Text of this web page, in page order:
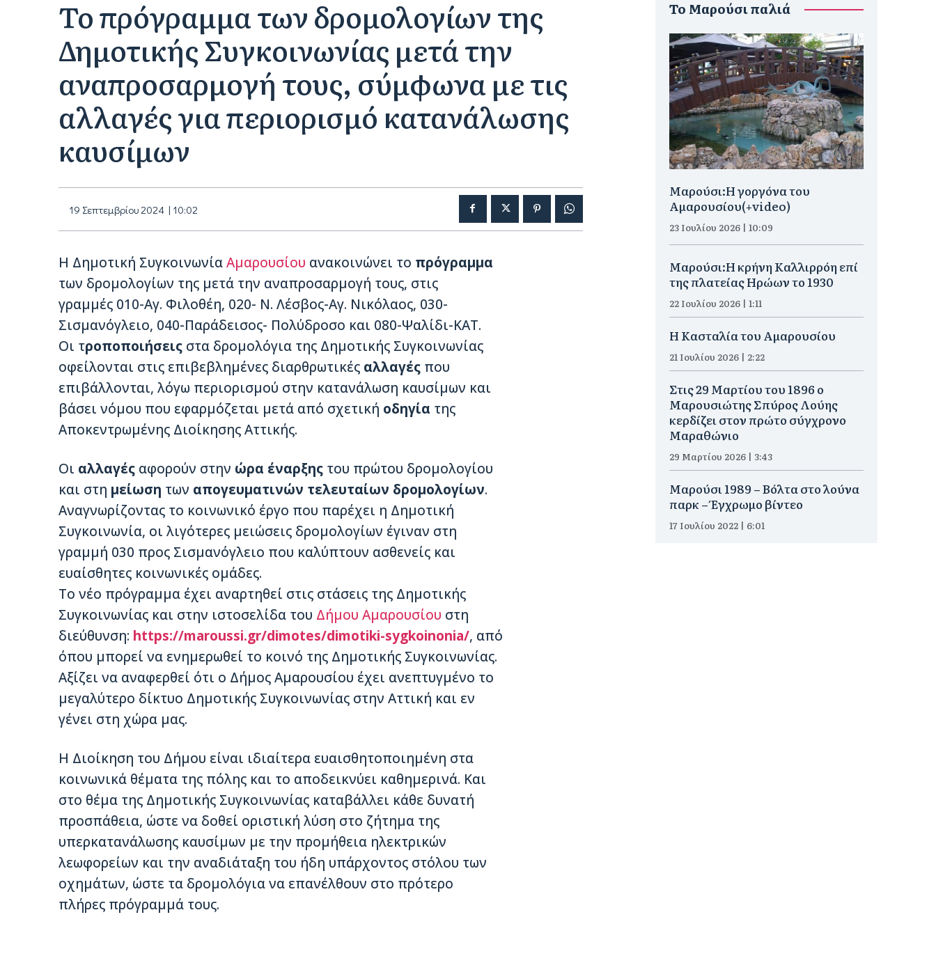
Το πρόγραμμα των δρομολογίων της
Δημοτικής Συγκοινωνίας μετά την
αναπροσαρμογή τους, σύμφωνα με τις
αλλαγές για περιορισμό κατανάλωσης
καυσίμων
19 Σεπτεμβρίου 2024 | 10:02
Η Δημοτική ΣυγκοινωνίαΑμαρουσίου ανακοινώνει το πρόγραμμα
των δρομολογίων της μετά την αναπροσαρμογή τους, στις
γραμμές 010-Αγ. Φιλοθέη, 020- Ν. Λέσβος-Αγ. Νικόλαος, 030-
Σισμανόγλειο, 040-Παράδεισος- Πολύδροσο και 080-Ψαλίδι-ΚΑΤ.
Οι τροποποιήσεις στα δρομολόγια της Δημοτικής Συγκοινωνίας
οφείλονται στις επιβεβλημένες διαρθρωτικές αλλαγές που
επιβάλλονται, λόγω περιορισμού στην κατανάλωση καυσίμων και
βάσει νόμου που εφαρμόζεται μετά από σχετική οδηγία της
Αποκεντρωμένης Διοίκησης Αττικής.
Οι αλλαγές αφορούν στην ώρα έναρξης του πρώτου δρομολογίου
και στη μείωση των απογευματινών τελευταίων δρομολογίων.
Αναγνωρίζοντας το κοινωνικό έργο που παρέχει η Δημοτική
Συγκοινωνία, οι λιγότερες μειώσεις δρομολογίων έγιναν στη
γραμμή 030 προς Σισμανόγλειο που καλύπτουν ασθενείς και
ευαίσθητες κοινωνικές ομάδες.
Το νέο πρόγραμμα έχει αναρτηθεί στις στάσεις της Δημοτικής
Συγκοινωνίας και στην ιστοσελίδα του Δήμου Αμαρουσίου στη
διεύθυνση: https://maroussi.gr/dimotes/dimotiki-sygkoinonia/, από
όπου μπορεί να ενημερωθεί το κοινό της Δημοτικής Συγκοινωνίας.
Αξίζει να αναφερθεί ότι ο Δήμος Αμαρουσίου έχει ανεπτυγμένο το
μεγαλύτερο δίκτυο Δημοτικής Συγκοινωνίας στην Αττική και εν
γένει στη χώρα μας.
Η Διοίκηση του Δήμου είναι ιδιαίτερα ευαισθητοποιημένη στα
κοινωνικά θέματα της πόλης και το αποδεικνύει καθημερινά. Και
στο θέμα της Δημοτικής Συγκοινωνίας καταβάλλει κάθε δυνατή
προσπάθεια, ώστε να δοθεί οριστική λύση στο ζήτημα της
υπερκατανάλωσης καυσίμων με την προμήθεια ηλεκτρικών
λεωφορείων και την αναδιάταξη του ήδη υπάρχοντος στόλου των
οχημάτων, ώστε τα δρομολόγια να επανέλθουν στο πρότερο
πλήρες πρόγραμμά τους.
To Μαρούσι παλιά
Μαρούσι:H γοργόνα του
Αμαρουσίου(+video)
23 Ιουλίου 2026 | 10:09
Μαρούσι:Η κρήνη Καλλιρρόη επί
της πλατείας Ηρώων το 1930
22 Ιουλίου 2026 | 1:11
Η Κασταλία του Αμαρουσίου
21 Ιουλίου 2026 | 2:22
Στις 29 Μαρτίου του 1896 ο
Μαρουσιώτης Σπύρος Λούης
κερδίζει στον πρώτο σύγχρονο
Μαραθώνιο
29 Μαρτίου 2026 | 3:43
Μαρούσι 1989 – Βόλτα στο λούνα
παρκ – Έγχρωμο βίντεο
17 Ιουλίου 2022 | 6:01